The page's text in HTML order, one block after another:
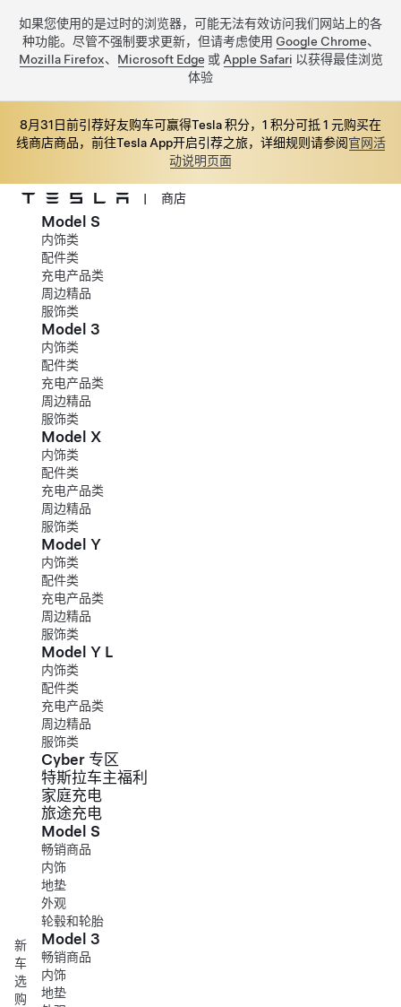
如果您使用的是过时的浏览器，可能无法有效访问我们网站上的各
种功能。尽管不强制要求更新，但请考虑使用 Google Chrome、
Mozilla Firefox、 Microsoft Edge 或 Apple Safari 以获得最佳浏览
体验
8月31日前引荐好友购车可赢得Tesla 积分，1 积分可抵 1 元购买在
线商店商品，前往Tesla App开启引荐之旅，详细规则请参阅官网活
动说明页面
跳至主要内容
| 商店
新
车
选
购
Model S
内饰类
配件类
充电产品类
周边精品
服饰类
Model 3
内饰类
配件类
充电产品类
周边精品
服饰类
Model X
内饰类
配件类
充电产品类
周边精品
服饰类
Model Y
内饰类
配件类
充电产品类
周边精品
服饰类
Model Y L
内饰类
配件类
充电产品类
周边精品
服饰类
Cyber 专区
特斯拉车主福利
家庭充电
旅途充电
Model S
畅销商品
内饰
地垫
外观
轮毂和轮胎
Model 3
畅销商品
内饰
地垫